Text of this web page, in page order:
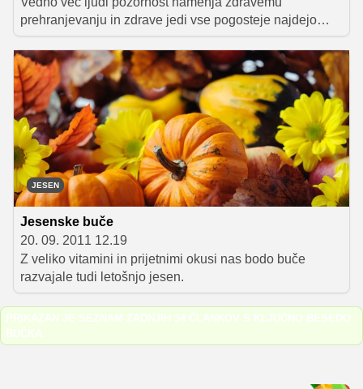
prehranjevanju in zdrave jedi vse pogosteje najdejo
mesto na naših krožnikih. Vsaka dobra stvar pa ima
seveda tudi svojo zdravo mejo in prav o tej meji se je
Ana Žontar Kristanc v šesti oddaji tretje sezone Ana
kuha pogovarjala s svojo gostjo, psihoterapevtko
Veroniko Podgoršek. Seveda so jedilnik tudi tokrat
krasile zdrave, a še kako slastne in zanimive jedi.
JESEN
Jesenske buče
20. 09. 2011 12.19
Z veliko vitamini in prijetnimi okusi nas bodo buče
razvajale tudi letošnjo jesen.
PRIKAZAN JE SEZNAM ZADNJIH 34 ČLANKOV S KLJUČNO BESEDO
BUČKA.